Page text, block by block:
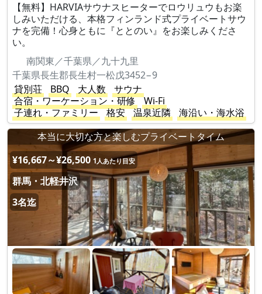
【無料】HARVIAサウナスヒーターでロウリュウもお楽
しみいただける、本格フィンランド式プライベートサウ
ナを完備！心身ともに『ととのい』をお楽しみくださ
い。
南関東／千葉県／九十九里
千葉県長生郡長生村一松戊3452−9
貸別荘
BBQ 大人数
サウナ
合宿・ワーケーション・研修
Wi-Fi
子連れ・ファミリー
格安 温泉近隣
海沿い・海水浴
本当に大切な方と楽しむプライベートタイム
¥16,667～¥26,500 1人あたり目安
群馬・北軽井沢
3名迄